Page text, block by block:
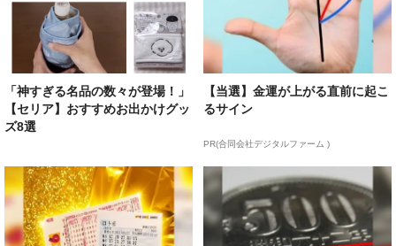
「神すぎる名品の数々が登場！」
【セリア】おすすめお出かけグッ
ズ8選
【当選】金運が上がる直前に起こ
るサイン
PR(合同会社デジタルファーム )